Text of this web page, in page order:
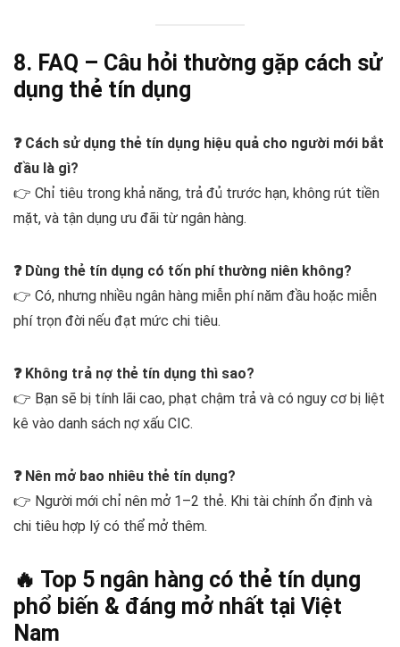
8. FAQ – Câu hỏi thường gặp cách sử
dụng thẻ tín dụng
❓ Cách sử dụng thẻ tín dụng hiệu quả cho người mới bắt
đầu là gì?
👉 Chỉ tiêu trong khả năng, trả đủ trước hạn, không rút tiền
mặt, và tận dụng ưu đãi từ ngân hàng.
❓ Dùng thẻ tín dụng có tốn phí thường niên không?
👉 Có, nhưng nhiều ngân hàng miễn phí năm đầu hoặc miễn
phí trọn đời nếu đạt mức chi tiêu.
❓ Không trả nợ thẻ tín dụng thì sao?
👉 Bạn sẽ bị tính lãi cao, phạt chậm trả và có nguy cơ bị liệt
kê vào danh sách nợ xấu CIC.
❓ Nên mở bao nhiêu thẻ tín dụng?
👉 Người mới chỉ nên mở 1–2 thẻ. Khi tài chính ổn định và
chi tiêu hợp lý có thể mở thêm.
🔥 Top 5 ngân hàng có thẻ tín dụng
phổ biến & đáng mở nhất tại Việt
Nam